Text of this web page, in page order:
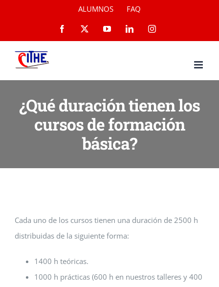
contenido
ALUMNOS FAQ
Facebook YouTubeLinkedInInstagram
¿Qué duración tienen los
cursos de formación
básica?
Cada uno de los cursos tienen una duración de 2500 h
distribuidas de la siguiente forma:
1400 h teóricas.
1000 h prácticas (600 h en nuestros talleres y 400